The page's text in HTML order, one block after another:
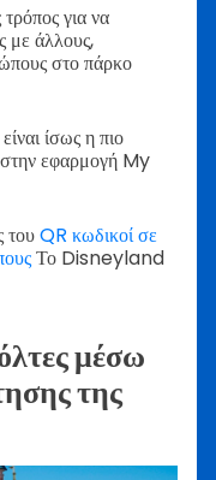
για να
με άλλους,
στο πάρκο
ίσως η πιο
εφαρμογή My
τουQR κωδικοί σε
Το Disneyland
μέσω
της